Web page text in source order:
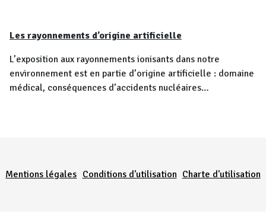
Les rayonnements d’origine artificielle
L’exposition aux rayonnements ionisants dans notre
environnement est en partie d’origine artificielle : domaine
médical, conséquences d’accidents nucléaires…
Mentions légales Conditions d'utilisation Charte d'utilisation